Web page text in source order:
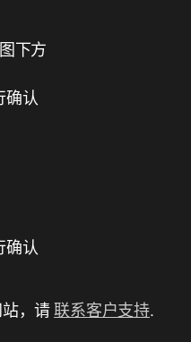
下方
确认
确认
站，请联系客户支持.